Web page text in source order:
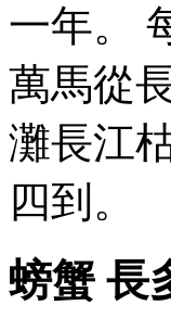
一年
萬馬從
灘長江
四到。
螃蟹 長